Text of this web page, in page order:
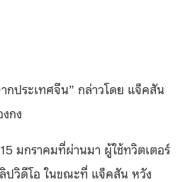
กประเทศจีน” กล่าวโดย แจ็คสัน
กง
มกราคมที่ผ่านมา ผู้ใช้ทวิตเตอร์
ปวิดีโอ ในขณะที่ แจ็คสัน หวัง